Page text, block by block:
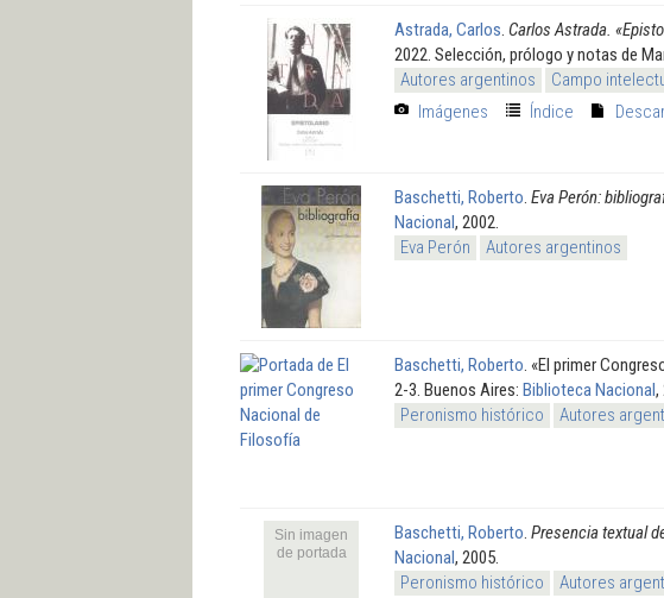
Astrada, Carlos. Carlos Astrada.
2022. Selección, prólogo y notas de
Autores argentinos
Campo
Imágenes
Índice
Baschetti, Roberto. Eva Perón:
Nacional, 2002.
Eva Perón
Autores argentinos
Baschetti, Roberto. «El primer
2-3. Buenos Aires: Biblioteca Nacional,
Peronismo histórico
Autores
Sin imagen
de portada
Baschetti, Roberto. Presencia textual
Nacional, 2005.
Peronismo histórico
Autores